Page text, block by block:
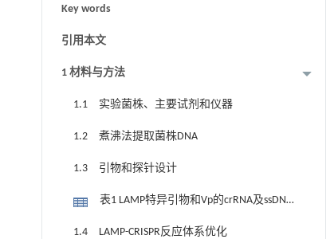
Key words
引用本文
1 材料与方法
1.1 实验菌株、主要试剂和仪器
1.2 煮沸法提取菌株DNA
1.3 引物和探针设计
表1 LAMP特异引物和Vp的crRNA及ssDNA
1.4 LAMP-CRISPR反应体系优化